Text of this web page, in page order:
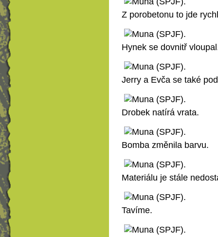
Z porobetonu to jde
Hynek se dovnitř
Jerry a Evča se také
Drobek natírá vrata.
Bomba změnila barvu.
Materiálu je stále
Tavíme.